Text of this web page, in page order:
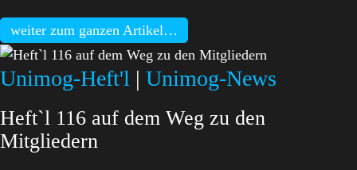
weiter zum ganzen Artikel…
Unimog-Heft'l | Unimog-News
Heft`l 116 auf dem Weg zu den
Mitgliedern